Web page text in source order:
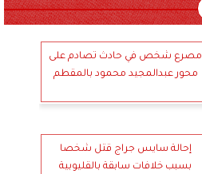
مصرع شخص في حادث تصادم على
محور عبدالمجيد محمود بالمقطم
إحالة سايس جراج قتل شخصا
بسبب خلافات سابقة بالقليوبية